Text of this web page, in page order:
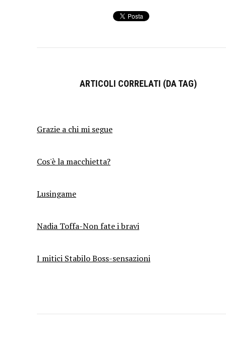
ARTICOLI CORRELATI (DA TAG)
Grazie a chi mi segue
Cos'è la macchietta?
Lusingame
Nadia Toffa-Non fate i bravi
I mitici Stabilo Boss-sensazioni